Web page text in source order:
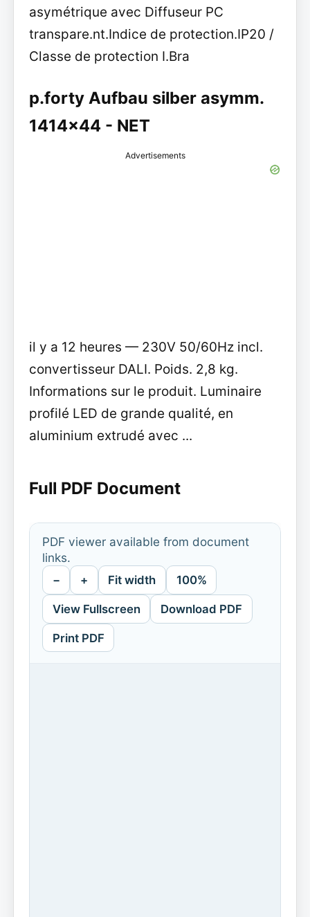
asymétrique avec Diffuseur PC
transpare.nt.Indice de protection.IP20 /
Classe de protection I.Bra
p.forty Aufbau silber asymm.
1414x44 - NET
Advertisements
il y a 12 heures — 230V 50/60Hz incl.
convertisseur DALI. Poids. 2,8 kg.
Informations sur le produit. Luminaire
profilé LED de grande qualité, en
aluminium extrudé avec ...
Full PDF Document
PDF viewer available from document
links.
− + Fit width 100%
View Fullscreen Download PDF
Print PDF